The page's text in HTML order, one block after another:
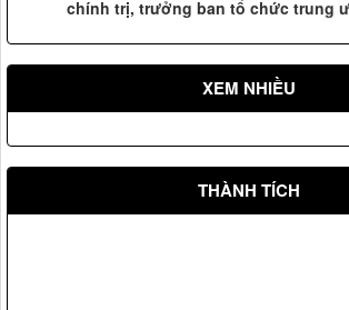
XEM NHIỀU
THÀNH TÍCH